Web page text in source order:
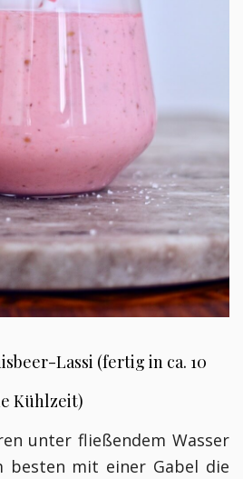
Lassi (fertig in ca. 10
Kühlzeit)
unter fließendem Wasser
besten mit einer Gabel die